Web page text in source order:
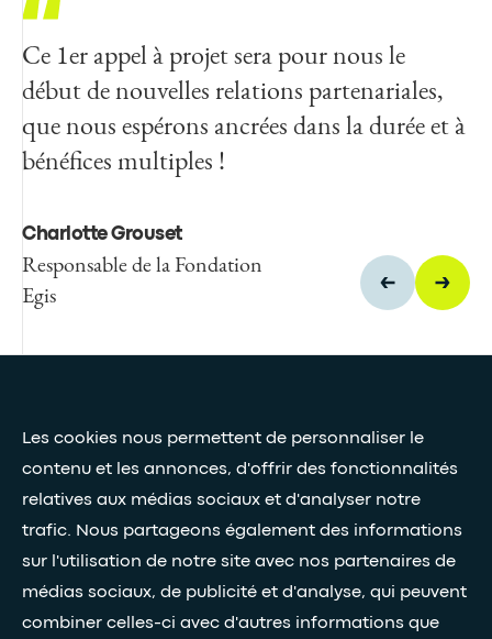
Les cookies nous permettent de personnaliser le
contenu et les annonces, d'offrir des fonctionnalités
relatives aux médias sociaux et d'analyser notre
trafic. Nous partageons également des informations
sur l'utilisation de notre site avec nos partenaires de
médias sociaux, de publicité et d'analyse, qui peuvent
combiner celles-ci avec d'autres informations que
Ce 1er appel à projet sera pour nous le
début de nouvelles relations partenariales,
que nous espérons ancrées dans la durée et à
bénéfices multiples !
Charlotte Grouset
Responsable de la Fondation
Egis
Ce qui nous anime, c'est de soutenir des
actions dans la durée à impact positif pour
la planète et les populations.
Présidente de la Fondation Egis
Nos livres blancs
Restez connectés grâce à notre newsletter
Inscription à la newsletter